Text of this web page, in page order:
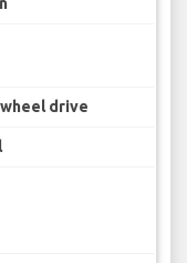
drive